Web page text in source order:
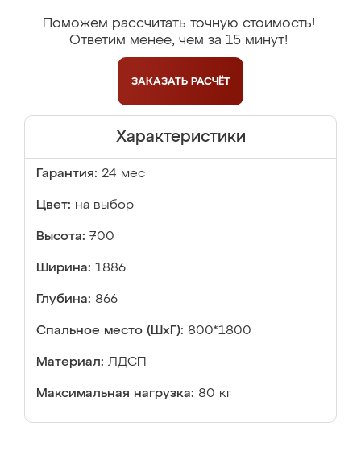
Поможем рассчитать точную стоимость!
Ответим менее, чем за 15 минут!
ЗАКАЗАТЬ РАСЧЁТ
Характеристики
Гарантия: 24 мес
Цвет: на выбор
Высота: 700
Ширина: 1886
Глубина: 866
Спальное место (ШхГ): 800*1800
Материал: ЛДСП
Максимальная нагрузка: 80 кг